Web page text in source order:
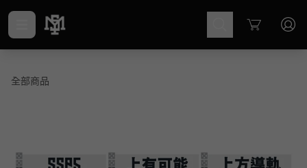
Cart
全部商品